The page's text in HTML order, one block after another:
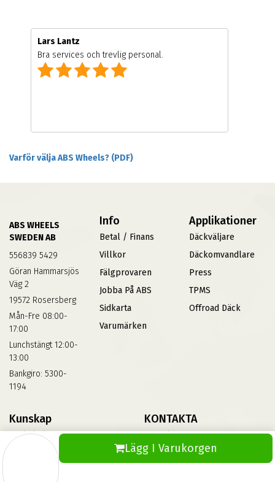
Lägg I Varukorgen
Lars Lantz
Bra services och trevlig personal.
Varför välja ABS Wheels? (PDF)
ABS WHEELS
SWEDEN AB
556839 5429
Göran Hammarsjös
Väg 2
19572 Rosersberg
Mån-Fre 08:00-
17:00
Lunchstängt 12:00-
13:00
Bankgiro: 5300-
1194
Info
Betal / Finans
Villkor
Fälgprovaren
Jobba På ABS
Sidkarta
Varumärken
Applikationer
Däckväljare
Däckomvandlare
Press
TPMS
Offroad Däck
Kunskap
Däckskola
KONTAKTA
Kontakta Oss
Vinterdäck